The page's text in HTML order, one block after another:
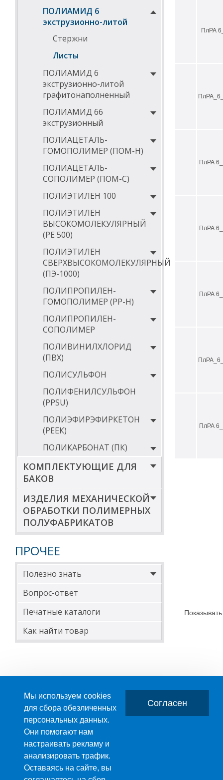
ПОЛИАМИД 6
экструзионно-литой
Стержни
Листы
ПОЛИАМИД 6
экструзионно-литой
графитонаполненный
ПОЛИАМИД 66
экструзионный
ПОЛИАЦЕТАЛЬ-
ГОМОПОЛИМЕР (ПОМ-Н)
ПОЛИАЦЕТАЛЬ-
СОПОЛИМЕР (ПОМ-С)
ПОЛИЭТИЛЕН 100
ПОЛИЭТИЛЕН
ВЫСОКОМОЛЕКУЛЯРНЫЙ
(РЕ 500)
ПОЛИЭТИЛЕН
СВЕРХВЫСОКОМОЛЕКУЛЯРНЫЙ
(ПЭ-1000)
ПОЛИПРОПИЛЕН-
ГОМОПОЛИМЕР (PP-Н)
ПОЛИПРОПИЛЕН-
СОПОЛИМЕР
ПОЛИВИНИЛХЛОРИД
(ПВХ)
ПОЛИСУЛЬФОН
ПОЛИФЕНИЛСУЛЬФОН
(PPSU)
ПОЛИЭФИРЭФИРКЕТОН
(РЕЕК)
ПОЛИКАРБОНАТ (ПК)
КОМПЛЕКТУЮЩИЕ ДЛЯ
БАКОВ
ИЗДЕЛИЯ МЕХАНИЧЕСКОЙ
ОБРАБОТКИ ПОЛИМЕРНЫХ
ПОЛУФАБРИКАТОВ
ПРОЧЕЕ
Полезно знать
Вопрос-ответ
Печатные каталоги
Как найти товар
ПлРА
ПлРА
ПлРА
ПлРА
ПлРА
ПРОИЗВОДСТВО ПЛАСТМАССОВЫХ ИЗДЕЛИЙ
+7 (495) 989-29-95
Мы используем cookies
для сбора обезличенных
персональных данных.
Они помогают нам
настраивать рекламу и
анализировать трафик.
Оставаясь на сайте, вы
Согласен